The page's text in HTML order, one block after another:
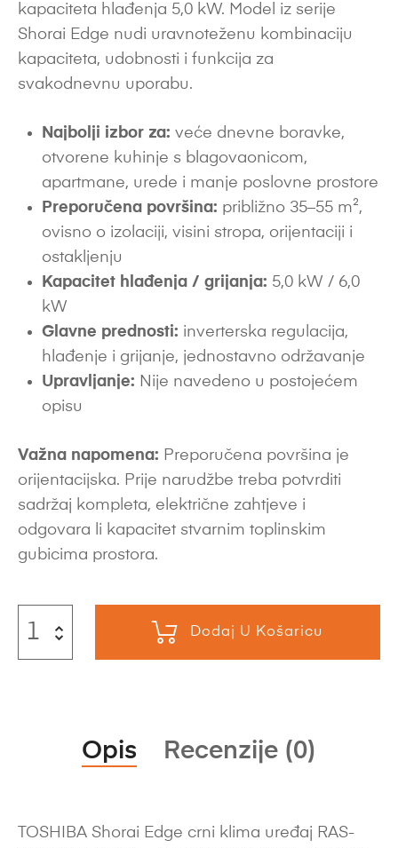
kapaciteta hlađenja 5,0 kW. Model iz serije
Shorai Edge nudi uravnoteženu kombinaciju
kapaciteta, udobnosti i funkcija za
svakodnevnu uporabu.
Najbolji izbor za: veće dnevne boravke,
otvorene kuhinje s blagovaonicom,
apartmane, urede i manje poslovne prostore
Preporučena površina: približno 35–55 m²,
ovisno o izolaciji, visini stropa, orijentaciji i
ostakljenju
Kapacitet hlađenja / grijanja: 5,0 kW / 6,0
kW
Glavne prednosti: inverterska regulacija,
hlađenje i grijanje, jednostavno održavanje
Upravljanje: Nije navedeno u postojećem
opisu
Važna napomena: Preporučena površina je
orijentacijska. Prije narudžbe treba potvrditi
sadržaj kompleta, električne zahtjeve i
odgovara li kapacitet stvarnim toplinskim
gubicima prostora.
Dodaj U Košaricu
Opis Recenzije (0)
TOSHIBA Shorai Edge crni klima uređaj RAS-